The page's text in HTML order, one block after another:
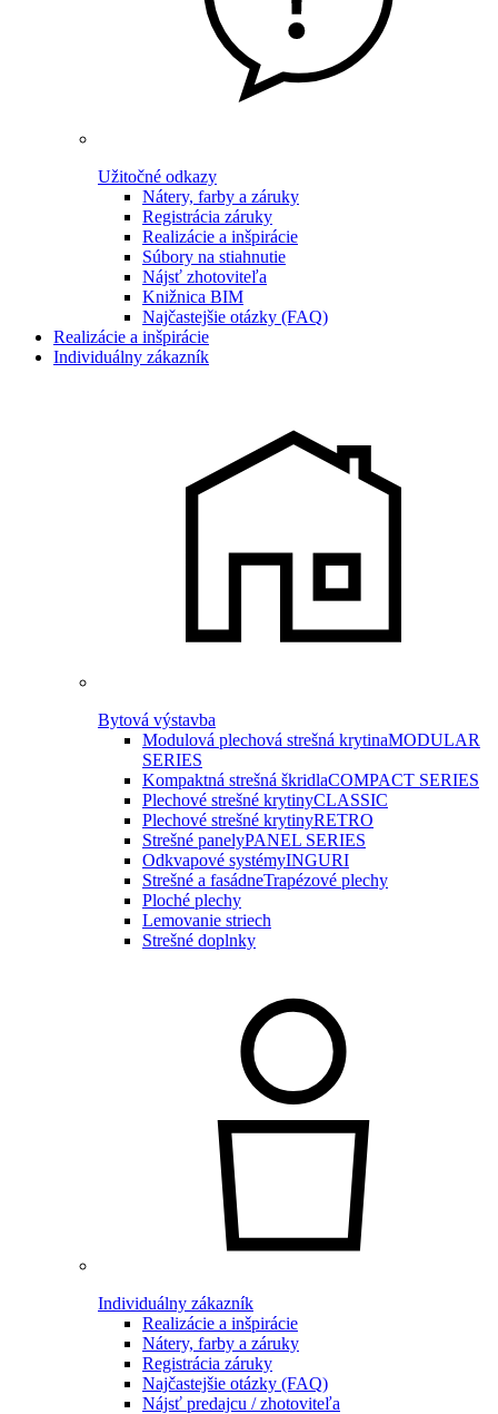
Užitočné odkazy
Nátery, farby a záruky
Registrácia záruky
Realizácie a inšpirácie
Súbory na stiahnutie
Nájsť zhotoviteľa
Knižnica BIM
Najčastejšie otázky (FAQ)
Realizácie a inšpirácie
Individuálny zákazník
Bytová výstavba
Modulová plechová strešná krytinaMODULAR
SERIES
Kompaktná strešná škridlaCOMPACT SERIES
Plechové strešné krytinyCLASSIC
Plechové strešné krytinyRETRO
Strešné panelyPANEL SERIES
Odkvapové systémyINGURI
Strešné a fasádneTrapézové plechy
Ploché plechy
Lemovanie striech
Strešné doplnky
Individuálny zákazník
Realizácie a inšpirácie
Nátery, farby a záruky
Registrácia záruky
Najčastejšie otázky (FAQ)
Nájsť predajcu / zhotoviteľa